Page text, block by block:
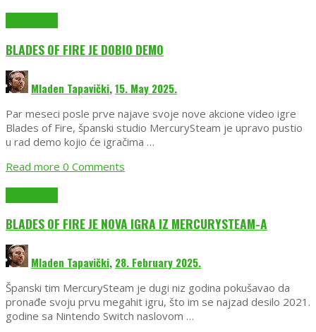
BLADES OF FIRE JE DOBIO DEMO
Mladen Tapavički,15. May 2025.
Par meseci posle prve najave svoje nove akcione video igre
Blades of Fire, španski studio MercurySteam je upravo pustio
u rad demo kojio će igračima …
Read more 0 Comments
BLADES OF FIRE JE NOVA IGRA IZ MERCURYSTEAM-A
Mladen Tapavički, 28. February 2025.
Španski tim MercurySteam je dugi niz godina pokušavao da
pronađe svoju prvu megahit igru, što im se najzad desilo 2021.
godine sa Nintendo Switch naslovom …